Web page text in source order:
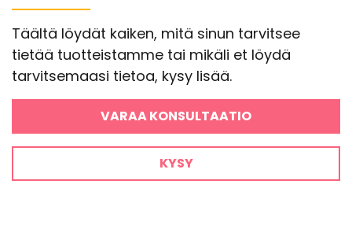
Täältä löydät kaiken, mitä sinun tarvitsee
tietää tuotteistamme tai mikäli et löydä
tarvitsemaasi tietoa, kysy lisää.
VARAA KONSULTAATIO
KYSY